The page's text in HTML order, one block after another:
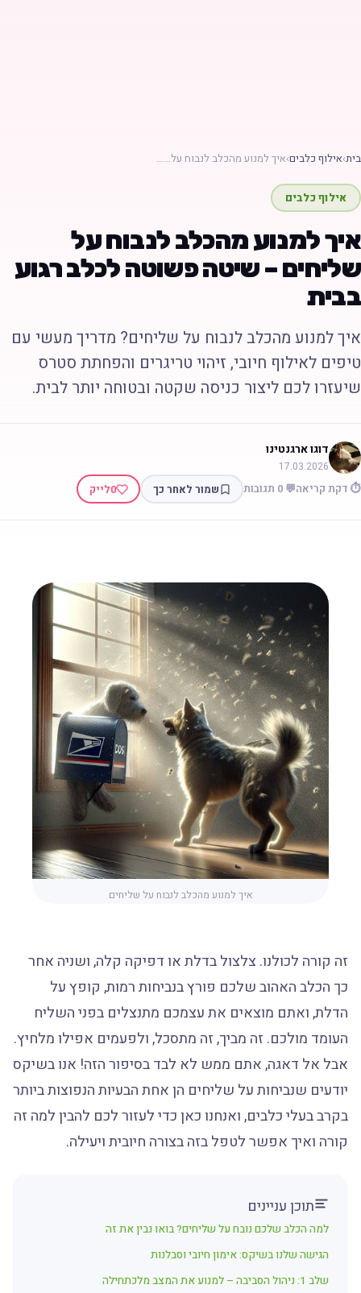
›אילוף כלבים›איך למנוע מהכלב לנבוח על……
אילוף כלבים
למנוע מהכלב לנבוח על
– שיטה פשוטה לכלב רגוע
למנוע מהכלב לנבוח על שליחים? מדריך מעשי עם
לאילוף חיובי, זיהוי טריגרים והפחתת סטרס
לכם ליצור כניסה שקטה ובטוחה יותר לבית.
דוגו ארגנטינו
17.03.2026
דקת קריאה💬 0 תגובות שמור לאחר כך 0לייק
איך למנוע מהכלב לנבוח על שליחים
זה קורה לכולנו. צלצול בדלת או דפיקה קלה, ושניה אחר
כך הכלב האהוב שלכם פורץ בנביחות רמות, קופץ על
הדלת, ואתם מוצאים את עצמכם מתנצלים בפני השליח
העומד מולכם. זה מביך, זה מתסכל, ולפעמים אפילו מלחיץ.
אבל אל דאגה, אתם ממש לא לבד בסיפור הזה! אנו בשיקס
יודעים שנביחות על שליחים הן אחת הבעיות הנפוצות ביותר
בקרב בעלי כלבים, ואנחנו כאן כדי לעזור לכם להבין למה זה
קורה ואיך אפשר לטפל בזה בצורה חיובית ויעילה.
תוכן עניינים
למה הכלב שלכם נובח על שליחים? בואו נבין את זה
הגישה שלנו בשיקס: אימון חיובי וסבלנות
שלב 1: ניהול הסביבה – למנוע את המצב מלכתחילה